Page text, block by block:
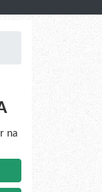
na